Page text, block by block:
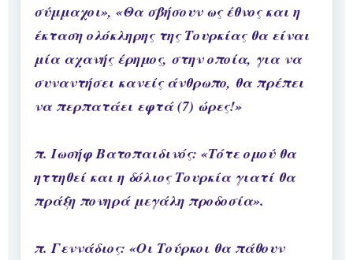
σύμμαχοι», «Θα σβήσουν ως έθνος και η
έκταση ολόκληρης της Τουρκίας θα είναι
μία αχανής έρημος, στην οποία, για να
συναντήσει κανείς άνθρωπο, θα πρέπει
να περπατάει εφτά (7) ώρες!»
π. Ιωσήφ Βατοπαιδινός: «Τότε ομού θα
ηττηθεί και η δόλιος Τουρκία γιατί θα
πράξη πονηρά μεγάλη προδοσία».
π. Γεννάδιος: «Οι Τούρκοι θα πάθουν